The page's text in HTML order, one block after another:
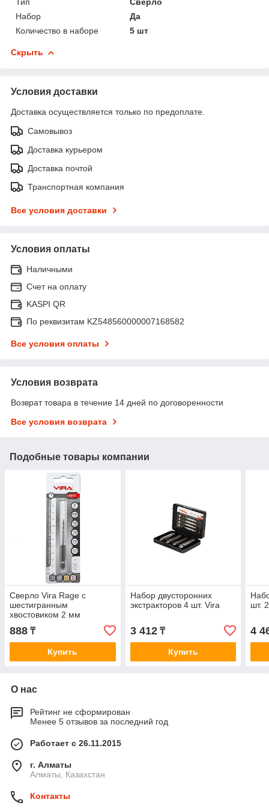
Набор
Да
Количество в наборе
5 шт
Скрыть
Условия доставки
Доставка осуществляется только по предоплате.
Самовывоз
Доставка курьером
Доставка почтой
Транспортная компания
Все условия доставки
Условия оплаты
Наличными
Счет на оплату
KASPI QR
По реквизитам KZ548560000007168582
Все условия оплаты
Условия возврата
Возврат товара в течение 14 дней по договоренности
Все условия возврата
Подобные товары компании
Сверло Vira Rage с
шестигранным
хвостовиком 2 мм
888 ₸
Купить
Набор двусторонних
экстракторов 4 шт. Vira
3 412₸
Купить
шт.
4
О нас
Рейтинг не сформирован
Менее 5 отзывов за последний год
Работает с 26.11.2015
г. Алматы
Алматы, Казахстан
Контакты